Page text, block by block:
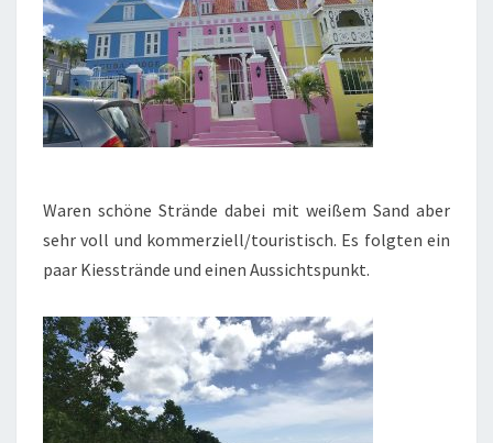
Waren schöne Strände dabei mit weißem Sand aber
sehr voll und kommerziell/touristisch. Es folgten ein
paar Kiesstrände und einen Aussichtspunkt.